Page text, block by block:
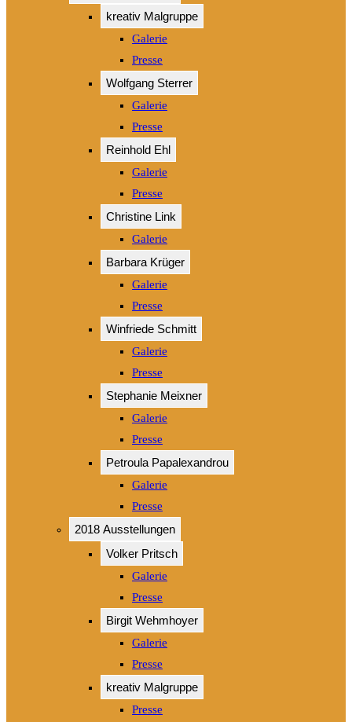
kreativ Malgruppe
Galerie
Presse
Wolfgang Sterrer
Galerie
Presse
Reinhold Ehl
Galerie
Presse
Christine Link
Galerie
Barbara Krüger
Galerie
Presse
Winfriede Schmitt
Galerie
Presse
Stephanie Meixner
Galerie
Presse
Petroula Papalexandrou
Galerie
Presse
2018 Ausstellungen
Volker Pritsch
Galerie
Presse
Birgit Wehmhoyer
Galerie
Presse
kreativ Malgruppe
Presse